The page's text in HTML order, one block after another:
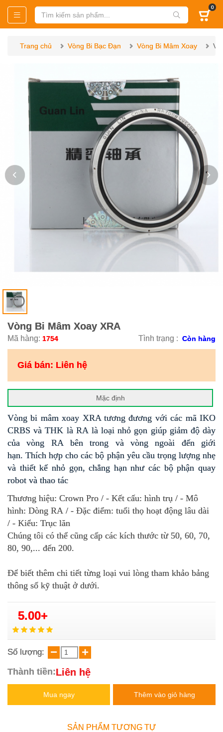
0
Trang chủ Vòng Bi Bạc Đạn Vòng Bi Mâm Xoay
Vòng Bi Mâm Xoay XRA
Tình trạng : Còn hàng
Mã hàng: 1754
Giá bán: Liên hệ
Mặc định
Vòng bi mâm xoay XRA tương đương với các mã IKO
CRBS và THK là RA là loại nhỏ gọn giúp giảm độ dày
của vòng RA bên trong và vòng ngoài đến giới
hạn. Thích hợp cho các bộ phận yêu cầu trọng lượng nhẹ
và thiết kế nhỏ gọn, chẳng hạn như các bộ phận quay
robot và thao tác
Thương hiệu: Crown Pro / - Kết cấu: hình trụ / - Mô
hình: Dòng RA / - Đặc điểm: tuổi thọ hoạt động lâu dài
/ - Kiểu: Trục lăn
Chúng tôi có thể cũng cấp các kích thước từ 50, 60, 70,
80, 90,... đến 200.
Để biết thêm chi tiết từng loại vui lòng tham khảo bảng
thông số kỹ thuật ở dưới.
5.00+
Số lượng:
Thành tiền:Liên hệ
Mua ngay Thêm vào giỏ hàng
SẢN PHẨM TƯƠNG TỰ